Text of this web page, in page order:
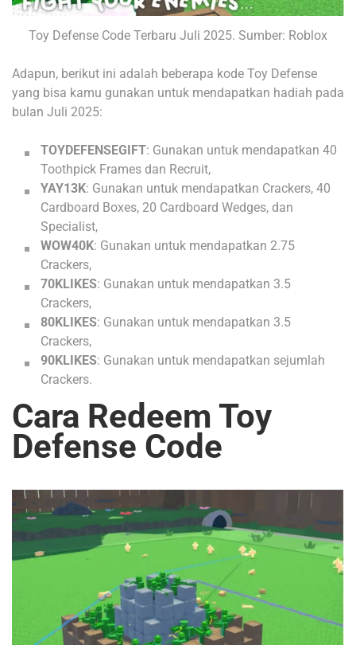
Toy Defense Code Terbaru Juli 2025. Sumber: Roblox
Adapun, berikut ini adalah beberapa kode Toy Defense
yang bisa kamu gunakan untuk mendapatkan hadiah pada
bulan Juli 2025:
TOYDEFENSEGIFT: Gunakan untuk mendapatkan 40
Toothpick Frames dan Recruit,
YAY13K: Gunakan untuk mendapatkan Crackers, 40
Cardboard Boxes, 20 Cardboard Wedges, dan
Specialist,
WOW40K: Gunakan untuk mendapatkan 2.75
Crackers,
70KLIKES: Gunakan untuk mendapatkan 3.5
Crackers,
80KLIKES: Gunakan untuk mendapatkan 3.5
Crackers,
90KLIKES: Gunakan untuk mendapatkan sejumlah
Crackers.
Cara Redeem Toy
Defense Code